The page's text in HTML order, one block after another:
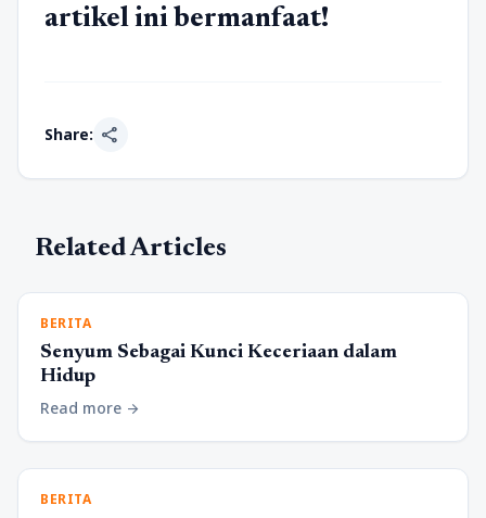
artikel ini bermanfaat!
Share: share
Related Articles
BERITA
Senyum Sebagai Kunci Keceriaan dalam
Hidup
Read more arrow_forward
BERITA